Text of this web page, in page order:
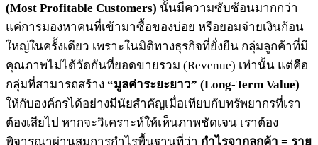
(Most Profitable Customers) นั้นมีความซับซ้อนมากกว่า
แค่การมองหาคนที่เข้ามาซื้อของบ่อย หรือยอมจ่ายเงินก้อน
ใหญ่ในครั้งเดียว เพราะในมิติทางธุรกิจที่ยั่งยืน กลุ่มลูกค้าที่มี
คุณภาพไม่ได้วัดกันที่ยอดขายรวม (Revenue) เท่านั้น แต่คือ
กลุ่มที่สามารถสร้าง “มูลค่าระยะยาว” (Long-Term Value)
ให้กับองค์กรได้อย่างมีนัยสำคัญเมื่อเทียบกับทรัพยากรที่เรา
ต้องเสียไป หากจะวิเคราะห์ให้เห็นภาพชัดเจน เราต้อง
พิจารณาผ่านสมการกำไรพื้นฐานที่ว่า กำไรจากลูกค้า = ราย